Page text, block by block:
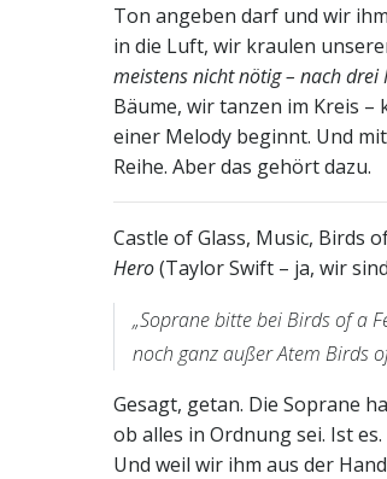
Ton angeben darf und wir
in die Luft, wir kraulen
meistens nicht nötig – nach
Bäume, wir tanzen im Kreis
einer Melody beginnt. Und
Reihe. Aber das gehört dazu.
Castle of Glass, Music, Birds
Hero(Taylor Swift – ja, wir
„Soprane bitte bei Birds of a
noch ganz außer Atem Birds
Gesagt, getan. Die Soprane
ob alles in Ordnung sei. Ist
Und weil wir ihm aus der